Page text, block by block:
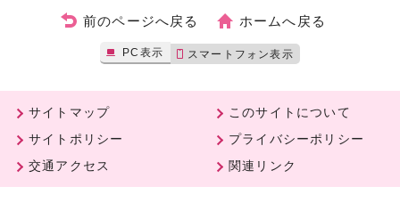
前のページへ戻る ホームへ戻る
PC表示 スマートフォン表示
サイトマップ
このサイトについて
サイトポリシー
プライバシーポリシー
交通アクセス
関連リンク